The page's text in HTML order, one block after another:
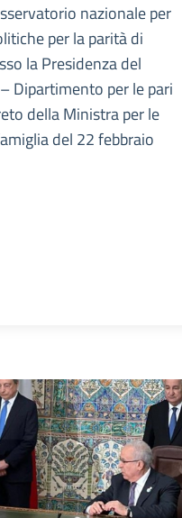
nazionale per
per la parità di
la Presidenza del
Dipartimento per le pari
della Ministra per le
del 22 febbraio